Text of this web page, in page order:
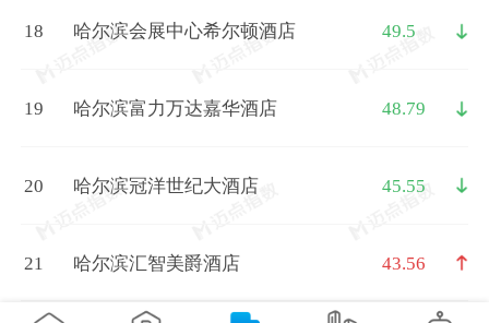
18 哈尔滨会展中心希尔顿酒店 49.5
19 哈尔滨富力万达嘉华酒店 48.79
20 哈尔滨冠洋世纪大酒店 45.55
21 哈尔滨汇智美爵酒店 43.56